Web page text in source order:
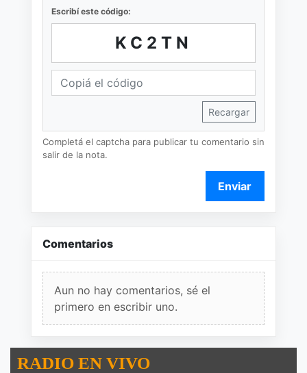
Escribí este código:
KC2TN
Recargar
Completá el captcha para publicar tu comentario sin
salir de la nota.
Enviar
Comentarios
Aun no hay comentarios, sé el
primero en escribir uno.
RADIO EN VIVO